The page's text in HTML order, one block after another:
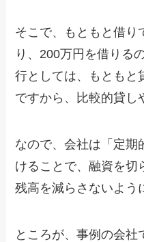
そこで、もともと借り
り、200万円を借りる
行としては、もともと
ですから、比較的貸し
なので、会社は「定期
けることで、融資を切
残高を減らさないよう
ところが、事例の会社